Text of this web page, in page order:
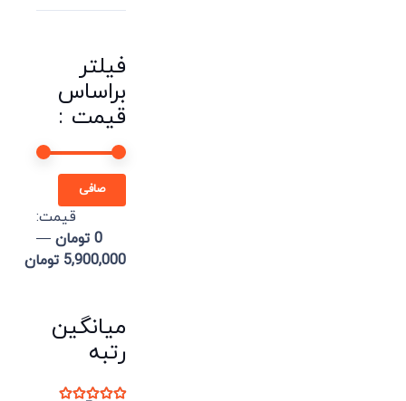
فیلتر
براساس
قیمت :
صافی
قيمت:
0 تومان
—
5,900,000 تومان
میانگین
رتبه